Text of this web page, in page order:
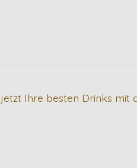
Ihre besten Drinks mit